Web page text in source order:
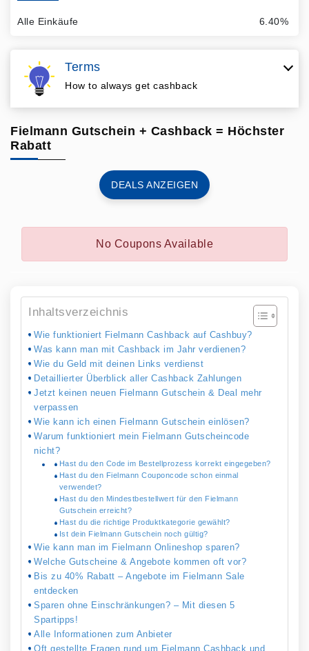
Alle Einkäufe 6.40%
Terms
How to always get cashback
Fielmann Gutschein + Cashback = Höchster
Rabatt
DEALS ANZEIGEN
No Coupons Available
Inhaltsverzeichnis
Wie funktioniert Fielmann Cashback auf Cashbuy?
Was kann man mit Cashback im Jahr verdienen?
Wie du Geld mit deinen Links verdienst
Detaillierter Überblick aller Cashback Zahlungen
Jetzt keinen neuen Fielmann Gutschein & Deal mehr
verpassen
Wie kann ich einen Fielmann Gutschein einlösen?
Warum funktioniert mein Fielmann Gutscheincode
nicht?
Hast du den Code im Bestellprozess korrekt eingegeben?
Hast du den Fielmann Couponcode schon einmal
verwendet?
Hast du den Mindestbestellwert für den Fielmann
Gutschein erreicht?
Hast du die richtige Produktkategorie gewählt?
Ist dein Fielmann Gutschein noch gültig?
Wie kann man im Fielmann Onlineshop sparen?
Welche Gutscheine & Angebote kommen oft vor?
Bis zu 40% Rabatt – Angebote im Fielmann Sale
entdecken
Sparen ohne Einschränkungen? – Mit diesen 5
Spartipps!
Alle Informationen zum Anbieter
Oft gestellte Fragen rund um Fielmann Cashback und